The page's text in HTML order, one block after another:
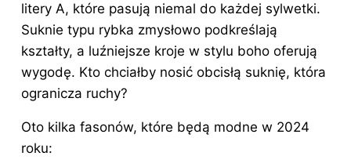
litery A, które pasują niemal do każdej sylwetki.
Suknie typu rybka zmysłowo podkreślają
kształty, a luźniejsze kroje w stylu boho oferują
wygodę. Kto chciałby nosić obcisłą suknię, która
ogranicza ruchy?
Oto kilka fasonów, które będą modne w 2024
roku: